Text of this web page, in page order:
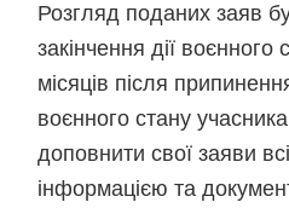
Розгляд поданих заяв
закінчення дії
місяців після
воєнного стану
доповнити свої заяви
інформацією та